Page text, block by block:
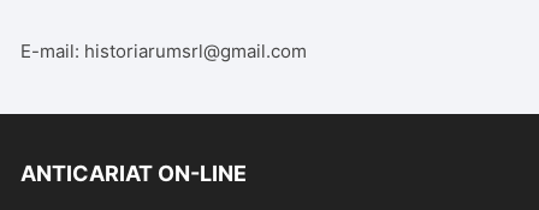
E-mail: historiarumsrl@gmail.com
ANTICARIAT ON-LINE